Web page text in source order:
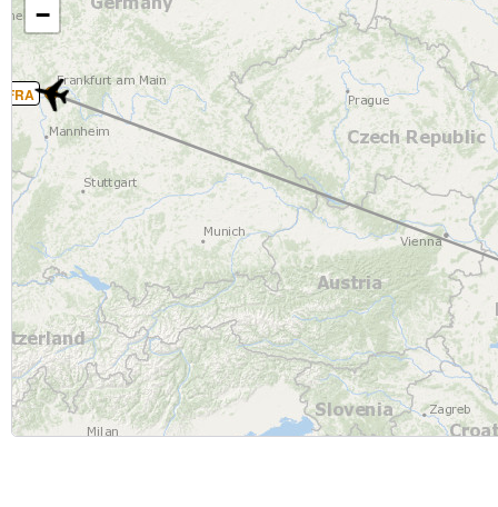
FRA
−